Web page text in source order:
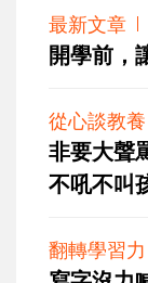
最新文章
開學前，
從心談教養
非要大聲
不吼不叫
翻轉學習力